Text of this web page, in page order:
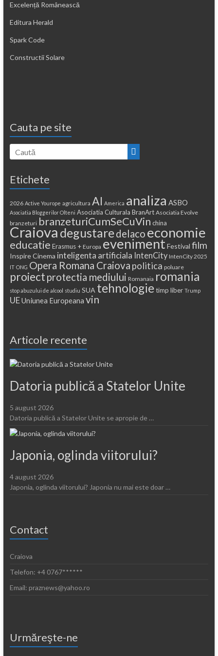
Excelență Românească
Editura Herald
Spark Code
Constructii Solare
Cauta pe site
Etichete
2026 Active Yourope agricultura AI America analiza ASBO
Asociatia Bloggerilor Olteni Asociatia Culturala BranArt Asociatia Evolve
branzeturi branzeturiCumSeCuVin china
Craiova degustaredelaco economie
educatie Erasmus + Europa eveniment Festival film
Inspire Cinema inteligenta artificiala IntenCity IntenCity 2025
IT ONG Opera Romana Craiova politica poluare
proiect protectia mediului Romanaia romania
stop abuzului de alcool studiu SUA tehnologie timp liber Trump
UEUniunea Europeana vin
Articole recente
Datoria publică a Statelor Unite
5 august 2026
Datoria publică a Statelor Unite se apropie de …
Japonia, oglinda viitorului?
4 august 2026
Japonia, oglinda viitorului? Japonia nu mai este doar …
Contact
Craiova
Telefon: +4 0767******
Email: praznews@yahoo.ro
Urmăreşte-ne